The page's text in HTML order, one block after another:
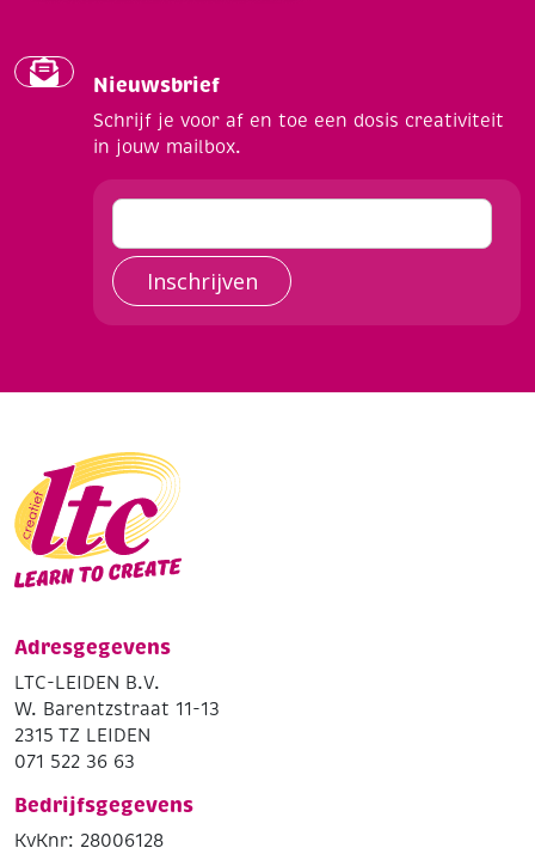
Nieuwsbrief
Schrijf je voor af en toe een dosis creativiteit
in jouw mailbox.
Inschrijven
Adresgegevens
LTC-LEIDEN B.V.
W. Barentzstraat 11-13
2315 TZ LEIDEN
071 522 36 63
Bedrijfsgegevens
KvKnr: 28006128